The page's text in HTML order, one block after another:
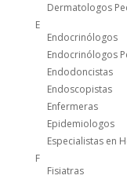
Dermatologos
E
Endocrinólogos
Endocrinólogos
Endodoncistas
Endoscopistas
Enfermeras
Epidemiologos
Especialistas en
F
Fisiatras